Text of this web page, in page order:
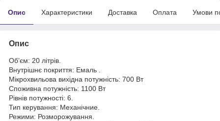
Опис Характеристики Доставка Оплата Умови
Опис
Об’єм: 20 літрів.
Внутрішнє покриття: Емаль .
Мікрохвильова вихідна потужність: 700 Вт
Споживна потужність: 1100 Вт
Рівнів потужності: 6.
Тип керування: Механічние.
Режими: Розморожування.